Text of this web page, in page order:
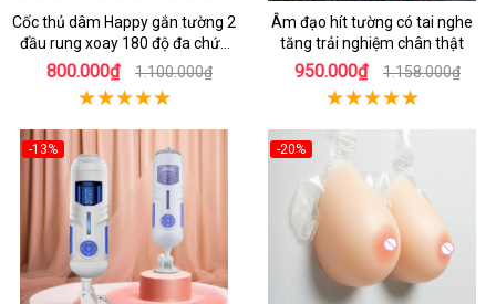
Cốc thủ dâm Happy gắn tường 2
đầu rung xoay 180 độ đa chức
năng
800.000₫ 1.100.000₫
Âm đạo hít tường có tai nghe
tăng trải nghiệm chân thật
950.000₫ 1.158.000₫
-13% -20%